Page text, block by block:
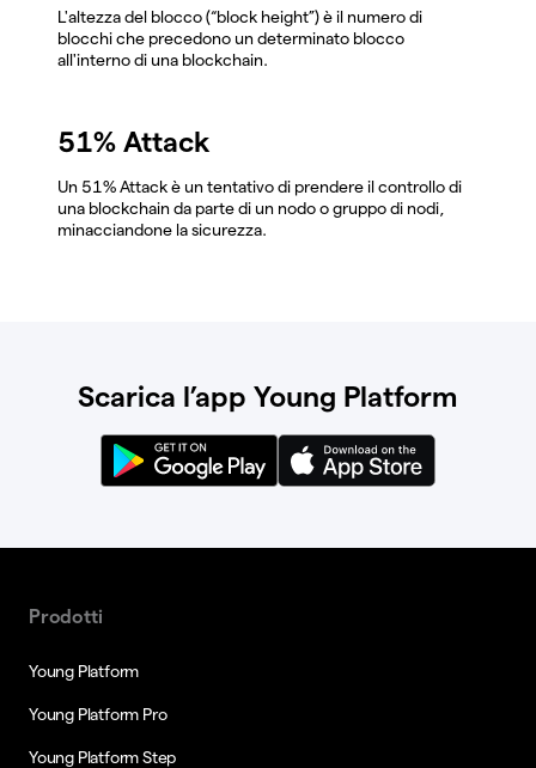
L'altezza del blocco (“block height”) è il numero di
blocchi che precedono un determinato blocco
all'interno di una blockchain.
51% Attack
Un 51% Attack è un tentativo di prendere il controllo di
una blockchain da parte di un nodo o gruppo di nodi,
minacciandone la sicurezza.
Scarica l’app Young Platform
Prodotti
Young Platform
Young Platform Pro
Young Platform Step